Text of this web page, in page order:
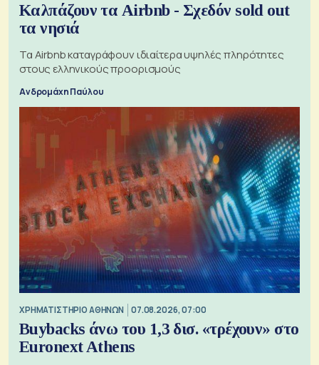
Καλπάζουν τα Airbnb - Σχεδόν sold out
τα νησιά
Τα Airbnb καταγράφουν ιδιαίτερα υψηλές πληρότητες
στους ελληνικούς προορισμούς
Ανδρομάχη Παύλου
XΡΗΜΑΤΙΣΤΗΡΙΟ ΑΘΗΝΩΝ 07.08.2026, 07:00
Buybacks άνω του 1,3 δισ. «τρέχουν» στο
Euronext Athens